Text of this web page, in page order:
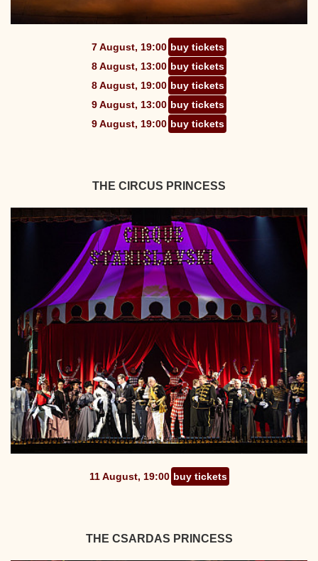
7 August, 19:00 buy tickets
8 August, 13:00 buy tickets
8 August, 19:00 buy tickets
9 August, 13:00 buy tickets
9 August, 19:00 buy tickets
THE CIRCUS PRINCESS
11 August, 19:00 buy tickets
THE CSARDAS PRINCESS